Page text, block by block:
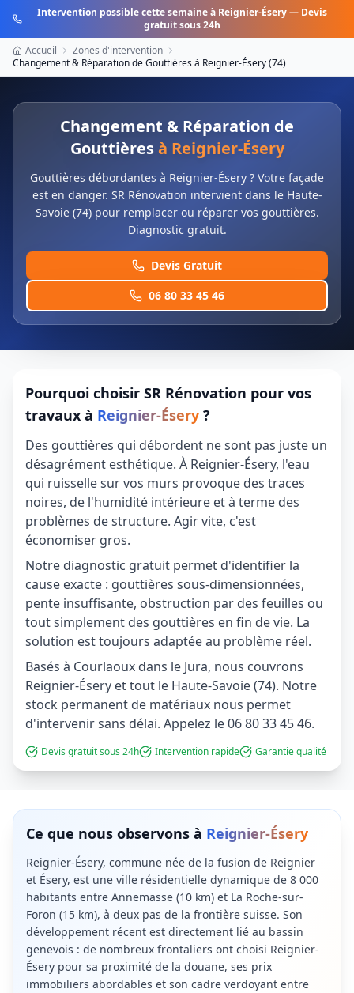
Intervention possible cette semaine à Reignier-Ésery— Devis
gratuit sous 24h
Accueil
Zones d'intervention
Changement & Réparation de Gouttièresà Reignier-Ésery(74)
Changement & Réparation de
Gouttières à Reignier-Ésery
Gouttières débordantes à Reignier-Ésery ? Votre façade
est en danger. SR Rénovation intervient dans le Haute-
Savoie (74) pour remplacer ou réparer vos gouttières.
Diagnostic gratuit.
Devis Gratuit
06 80 33 45 46
Pourquoi choisir SR Rénovation pour vos
travaux à Reignier-Ésery ?
Des gouttières qui débordent ne sont pas juste un
désagrément esthétique. À Reignier-Ésery, l'eau
qui ruisselle sur vos murs provoque des traces
noires, de l'humidité intérieure et à terme des
problèmes de structure. Agir vite, c'est
économiser gros.
Notre diagnostic gratuit permet d'identifier la
cause exacte : gouttières sous-dimensionnées,
pente insuffisante, obstruction par des feuilles ou
tout simplement des gouttières en fin de vie. La
solution est toujours adaptée au problème réel.
Basés à Courlaoux dans le Jura, nous couvrons
Reignier-Ésery et tout le Haute-Savoie (74). Notre
stock permanent de matériaux nous permet
d'intervenir sans délai. Appelez le 06 80 33 45 46.
Devis gratuit sous 24h Intervention rapide Garantie qualité
Ce que nous observons à Reignier-Ésery
Reignier-Ésery, commune née de la fusion de Reignier
et Ésery, est une ville résidentielle dynamique de 8 000
habitants entre Annemasse (10 km) et La Roche-sur-
Foron (15 km), à deux pas de la frontière suisse. Son
développement récent est directement lié au bassin
genevois : de nombreux frontaliers ont choisi Reignier-
Ésery pour sa proximité de la douane, ses prix
immobiliers abordables et son cadre verdoyant entre